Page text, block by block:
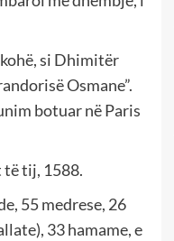
si Dhimitër
Osmane”.
botuar në Paris
të tij, 1588.
55 medrese, 26
33 hamame, e